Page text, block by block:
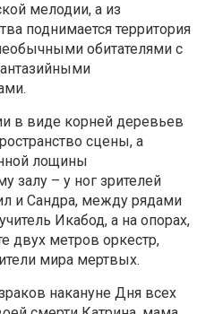
мелодии, а из
поднимается территория
обитателями с
в виде корней деревьев
сцены, а
лощины
залу – у ног зрителей
и Сандра, между рядами
Икабод, а на опорах,
двух метров оркестр,
мира мертвых.
накануне Дня всех